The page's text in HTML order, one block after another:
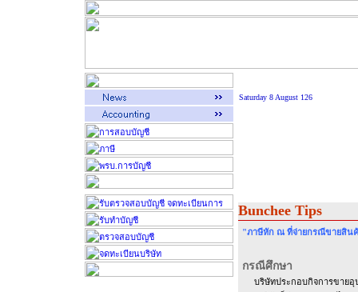
Saturday 8 August 126
Bunchee Tips
"ภาษีหัก ณ ที่จ่ายกรณีขายสิน
กรณีศึกษา
บริษัทประกอบกิจการขายอุ